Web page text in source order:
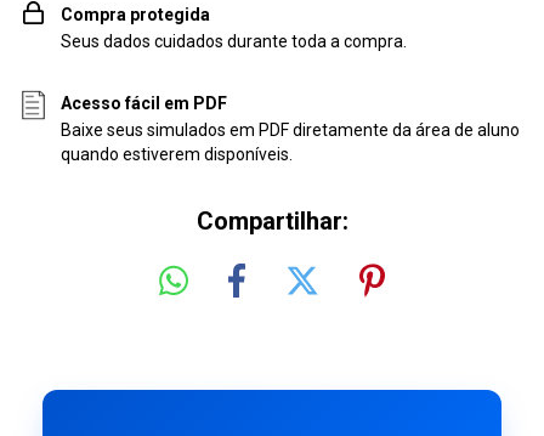
Compra protegida
Seus dados cuidados durante toda a compra.
Acesso fácil em PDF
Baixe seus simulados em PDF diretamente da área de aluno
quando estiverem disponíveis.
Compartilhar: